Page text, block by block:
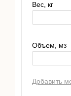
Вес, кг
Объем, м3
Добавить